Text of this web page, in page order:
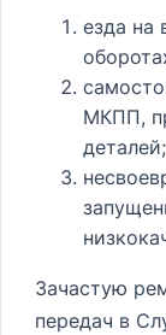
езда на
МКПП,
деталей;
Зачастую
передач в